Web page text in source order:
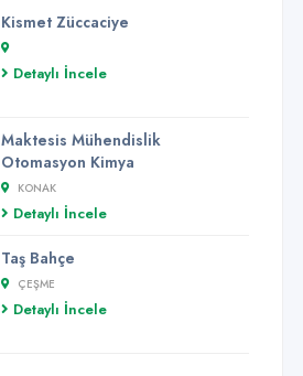
Kismet Züccaciye
Detaylı İncele
Maktesis Mühendislik
Otomasyon Kimya
KONAK
Detaylı İncele
Taş Bahçe
ÇEŞME
Detaylı İncele